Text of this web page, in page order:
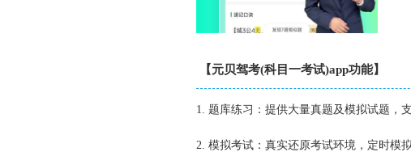
【元贝驾考(科目一考试)app功能】
1. 题库练习：提供大量真题及模拟试题，
2. 模拟考试：真实还原考试环境，定时模